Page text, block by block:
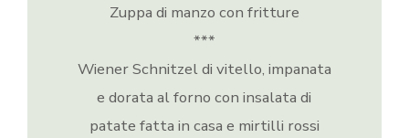
Zuppa di manzo con fritture
***
Wiener Schnitzel di vitello, impanata
e dorata al forno con insalata di
patate fatta in casa e mirtilli rossi